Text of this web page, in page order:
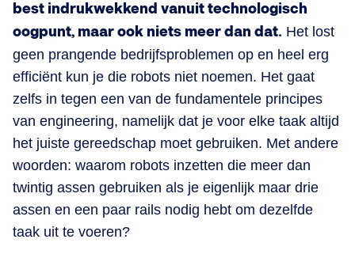
best indrukwekkend vanuit technologisch
oogpunt, maar ook niets meer dan dat. Het lost
geen prangende bedrijfsproblemen op en heel erg
efficiënt kun je die robots niet noemen. Het gaat
zelfs in tegen een van de fundamentele principes
van engineering, namelijk dat je voor elke taak altijd
het juiste gereedschap moet gebruiken. Met andere
woorden: waarom robots inzetten die meer dan
twintig assen gebruiken als je eigenlijk maar drie
assen en een paar rails nodig hebt om dezelfde
taak uit te voeren?